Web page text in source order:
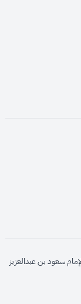
opens
سعود بن عبدالعزيز